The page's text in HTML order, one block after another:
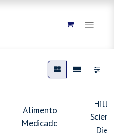
Alimento
Medicado
Hills/
Diet